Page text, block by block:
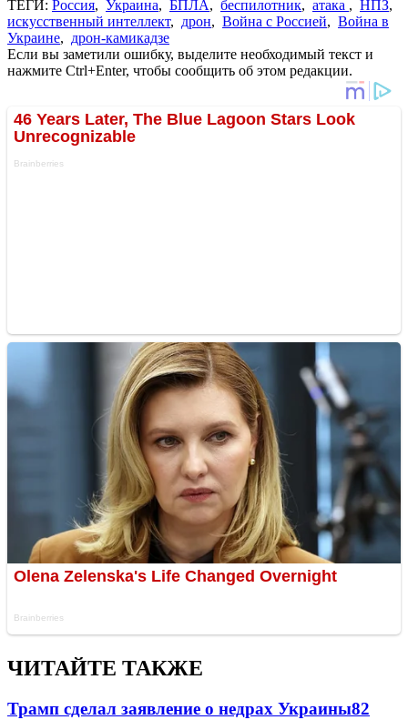
ТЕГИ: Россия, Украина, БПЛА, беспилотник, атака , НПЗ,
искусственный интеллект, дрон, Война с Россией, Война в
Украине, дрон-камикадзе
Если вы заметили ошибку, выделите необходимый текст и
нажмите Ctrl+Enter, чтобы сообщить об этом редакции.
ЧИТАЙТЕ ТАКЖЕ
Трамп сделал заявление о недрах Украины82